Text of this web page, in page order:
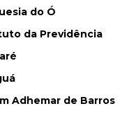
do Ó
da Previdência
Adhemar de Barros